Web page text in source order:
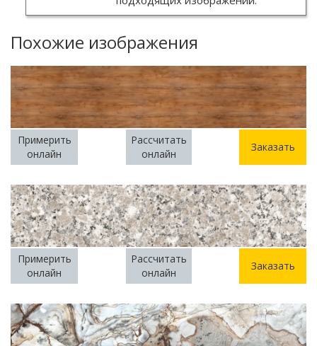
Похожие изображения
Примерить
онлайн
Рассчитать
онлайн
Заказать
Примерить
онлайн
Рассчитать
онлайн
Заказать